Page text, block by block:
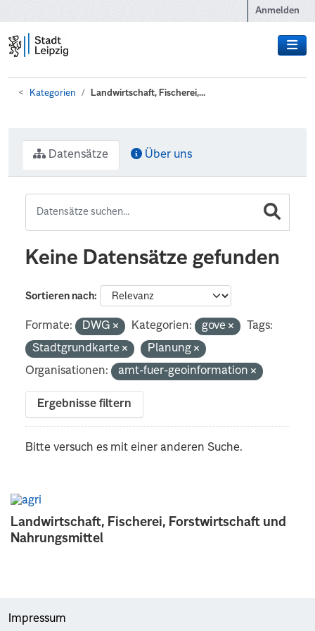
Anmelden
Kategorien Landwirtschaft, Fischerei,...
Landwirtschaft, Fischerei, Forstwirtschaft und
Nahrungsmittel
Datensätze Über uns
Keine Datensätze gefunden
Sortieren nach
Formate: DWG Kategorien: gove
Tags:
Stadtgrundkarte
Planung
Organisationen:
amt-fuer-geoinformation
Ergebnisse filtern
Bitte versuch es mit einer anderen Suche.
Impressum